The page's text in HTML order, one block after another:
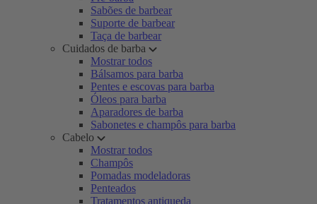
Sabões de barbear
Suporte de barbear
Taça de barbear
Cuidados de barba
Mostrar todos
Bálsamos para barba
Pentes e escovas para barba
Óleos para barba
Aparadores de barba
Sabonetes e champôs para barba
Cabelo
Mostrar todos
Champôs
Pomadas modeladoras
Penteados
Tratamentos antiqueda